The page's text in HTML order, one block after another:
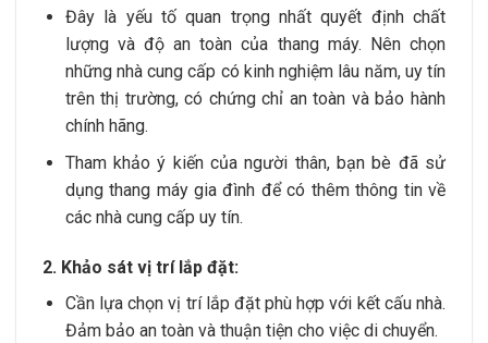
Đây là yếu tố quan trọng nhất quyết định chất
lượng và độ an toàn của thang máy. Nên chọn
những nhà cung cấp có kinh nghiệm lâu năm, uy tín
trên thị trường, có chứng chỉ an toàn và bảo hành
chính hãng.
Tham khảo ý kiến của người thân, bạn bè đã sử
dụng thang máy gia đình để có thêm thông tin về
các nhà cung cấp uy tín.
2. Khảo sát vị trí lắp đặt:
Cần lựa chọn vị trí lắp đặt phù hợp với kết cấu nhà.
Đảm bảo an toàn và thuận tiện cho việc di chuyển.